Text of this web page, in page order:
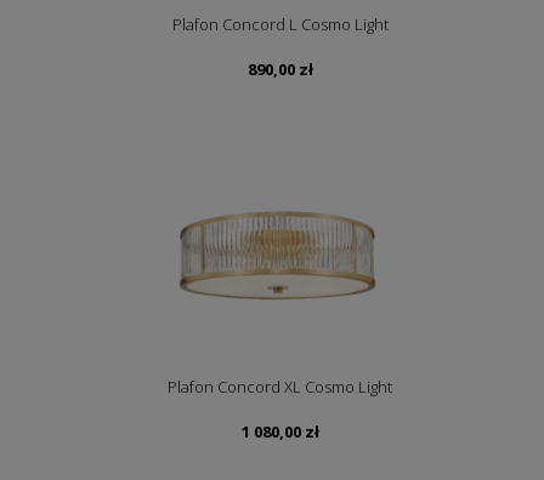
Plafon Concord L Cosmo Light
890,00 zł
Plafon Concord XL Cosmo Light
1 080,00 zł